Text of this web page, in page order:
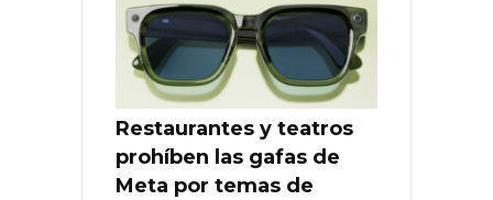
Restaurantes y teatros
prohíben las gafas de
Meta por temas de